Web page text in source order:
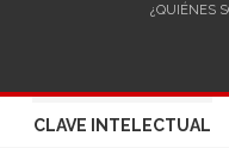
¿QUIÉNES
CLAVE INTELECTUAL